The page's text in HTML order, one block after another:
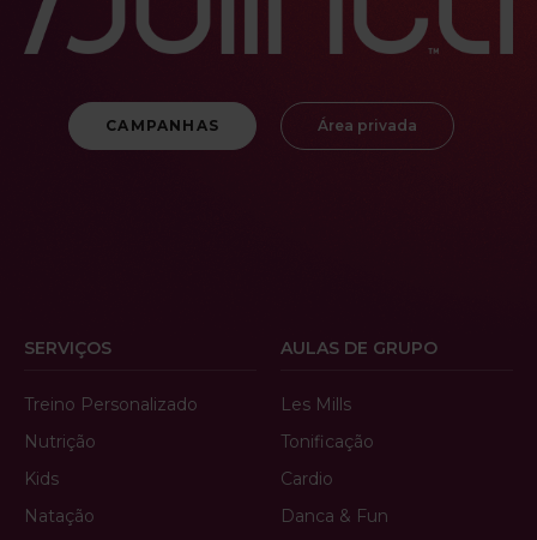
CAMPANHAS Área privada
SERVIÇOS
Treino Personalizado
Nutrição
Kids
Natação
AULAS DE GRUPO
Les Mills
Tonificação
Cardio
Danca & Fun